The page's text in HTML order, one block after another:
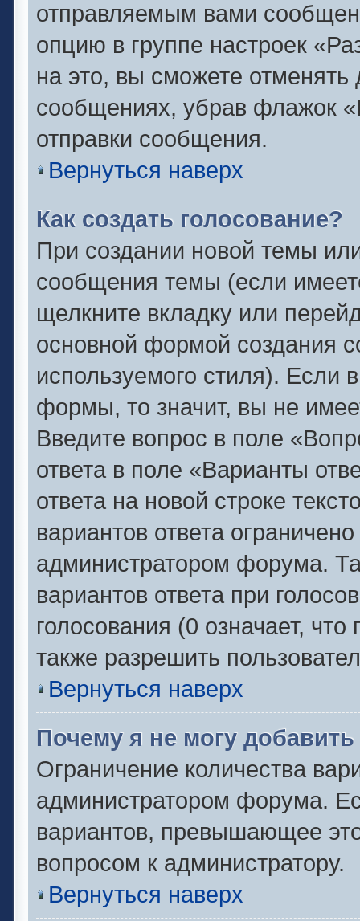
отправляемым вами
опцию в группе настроек
на это, вы сможете
сообщениях, убрав флажок
отправки сообщения.
Вернуться наверх
Как создать голосование?
При создании новой темы
сообщения темы (если
щелкните вкладку или
основной формой создания
используемого стиля). Если
формы, то значит, вы не
Введите вопрос в поле
ответа в поле «Варианты
ответа на новой строке
вариантов ответа
администратором форума.
вариантов ответа при
голосования (0 означает,
также разрешить
Вернуться наверх
Почему я не могу
Ограничение количества
администратором форума.
вариантов, превышающее
вопросом к администратору.
Вернуться наверх